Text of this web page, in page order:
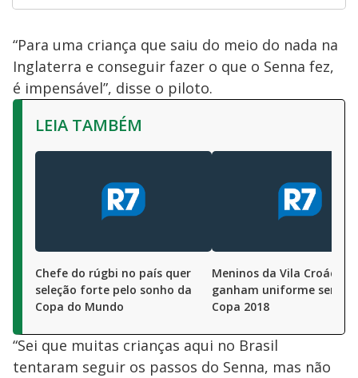
“Para uma criança que saiu do meio do nada na
Inglaterra e conseguir fazer o que o Senna fez,
é impensável”, disse o piloto.
LEIA TAMBÉM
Chefe do rúgbi no país quer
seleção forte pelo sonho da
Copa do Mundo
Meninos da Vila Croácia
ganham uniforme
Copa 2018
“Sei que muitas crianças aqui no Brasil
tentaram seguir os passos do Senna, mas não